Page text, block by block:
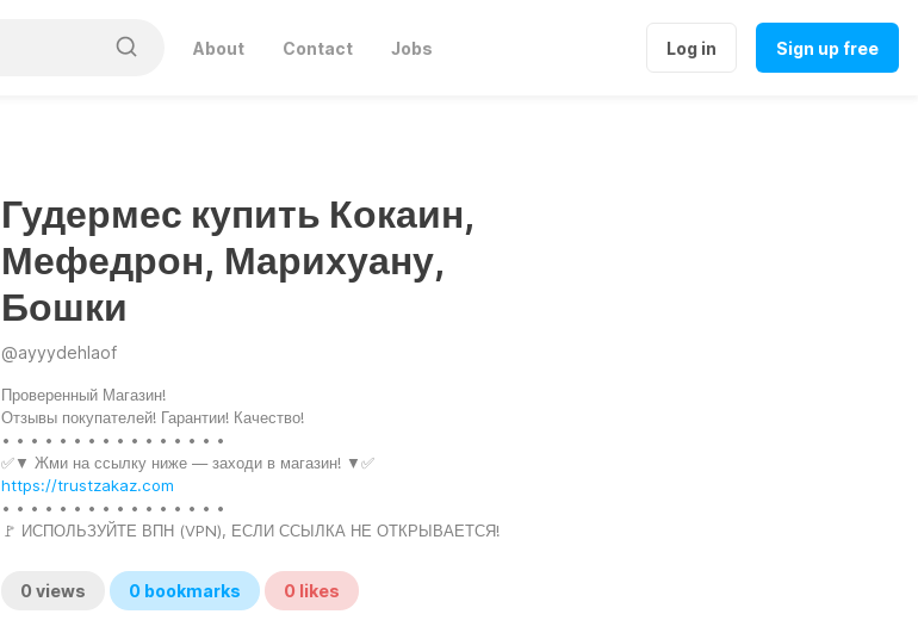
About Contact Jobs Log in Sign up free
Гудермес купить Кокаин,
Мефедрон, Марихуану,
Бошки
@ayyydehlaof
Проверенный Магазин!
Отзывы покупателей! Гарантии! Качество!
• • • • • • • • • • • • • • • •
✅▼ Жми на ссылку ниже — заходи в магазин! ▼✅
https://trustzakaz.com
• • • • • • • • • • • • • • • •
🚩 ИСПОЛЬЗУЙТЕ ВПН (VPN), ЕСЛИ ССЫЛКА НЕ ОТКРЫВАЕТСЯ!
0 views 0bookmarks 0 likes